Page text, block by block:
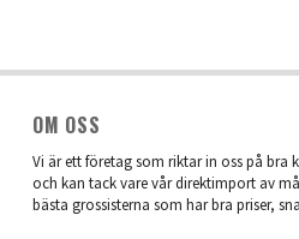
OM OSS
Vi är ett företag som riktar in oss på bra
och kan tack vare vår direktimport av
bästa grossisterna som har bra priser,